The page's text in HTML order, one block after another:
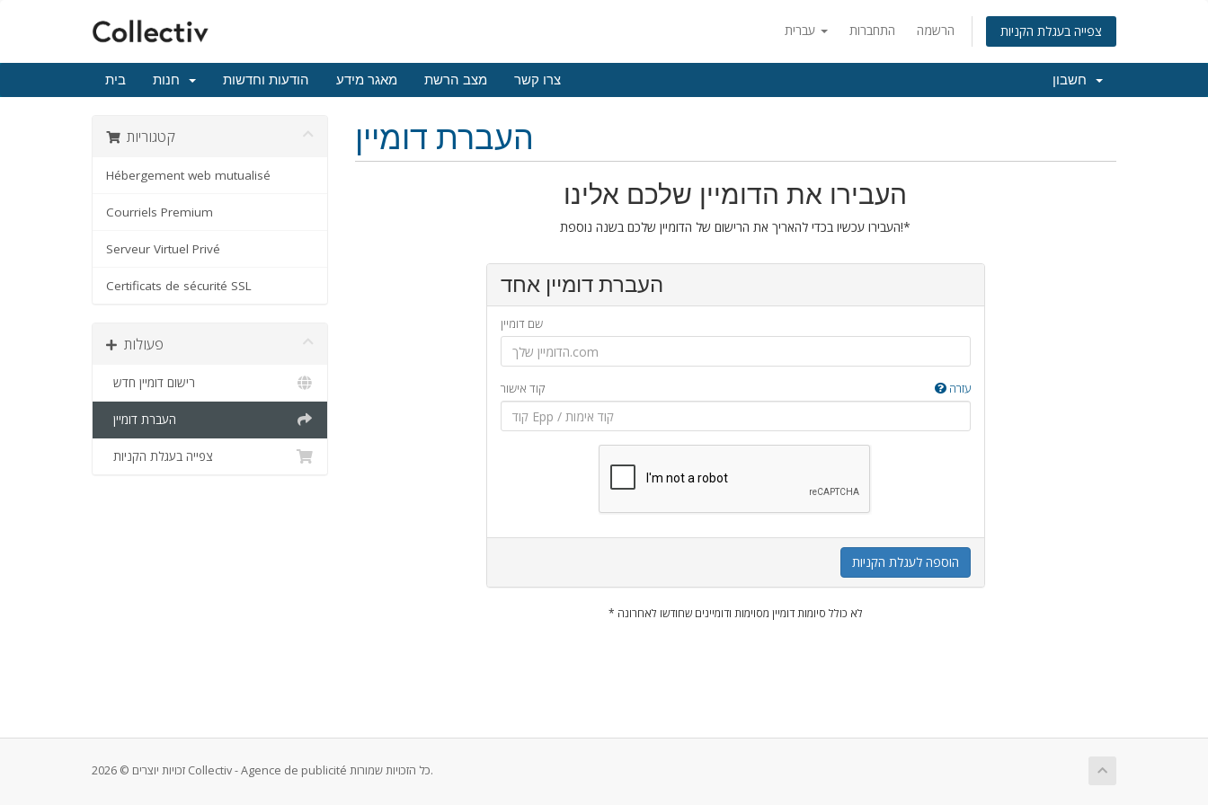
התחברות הרשמה צפייה בעגלת הקניות
בית הודעות וחדשות מאגר מידע מצב הרשת צרו קשר
קטגוריות
Hébergement web mutualisé
Courriels Premium
Serveur Virtuel Privé
Certificats de sécurité SSL
פעולות
רישום דומיין חדש
העברת דומיין
צפייה בעגלת הקניות
העברת דומיין
העבירו את הדומיין שלכם אלינו
העבירו עכשיו בכדי להאריך את הרישום של הדומיין שלכם בשנה נוספת!*
העברת דומיין אחד
שם דומיין
קוד אישור עזרה
הוספה לעגלת הקניות
* לא כולל סיומות דומיין מסוימות ודומיינים שחודשו לאחרונה
זכויות יוצרים © 2026 Collectiv - Agence de publicité כל הזכויות שמורות.